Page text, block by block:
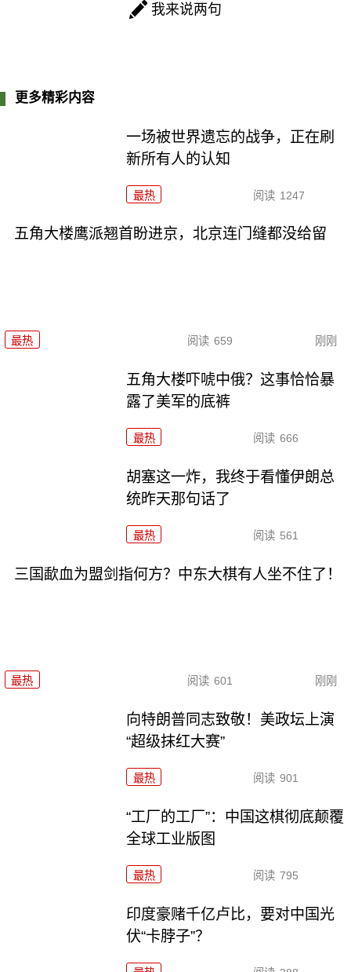
我来说两句
更多精彩内容
一场被世界遗忘的战争，正在刷
新所有人的认知
最热 阅读 1247
五角大楼鹰派翘首盼进京，北京连门缝都没给留
最热 阅读 659 刚刚
五角大楼吓唬中俄？这事恰恰暴
露了美军的底裤
最热 阅读 666
胡塞这一炸，我终于看懂伊朗总
统昨天那句话了
最热 阅读 561
三国歃血为盟剑指何方？中东大棋有人坐不住了！
最热 阅读 601 刚刚
向特朗普同志致敬！美政坛上演
“超级抹红大赛”
最热 阅读 901
“工厂的工厂”：中国这棋彻底颠覆
全球工业版图
最热 阅读 795
印度豪赌千亿卢比，要对中国光
伏“卡脖子”？